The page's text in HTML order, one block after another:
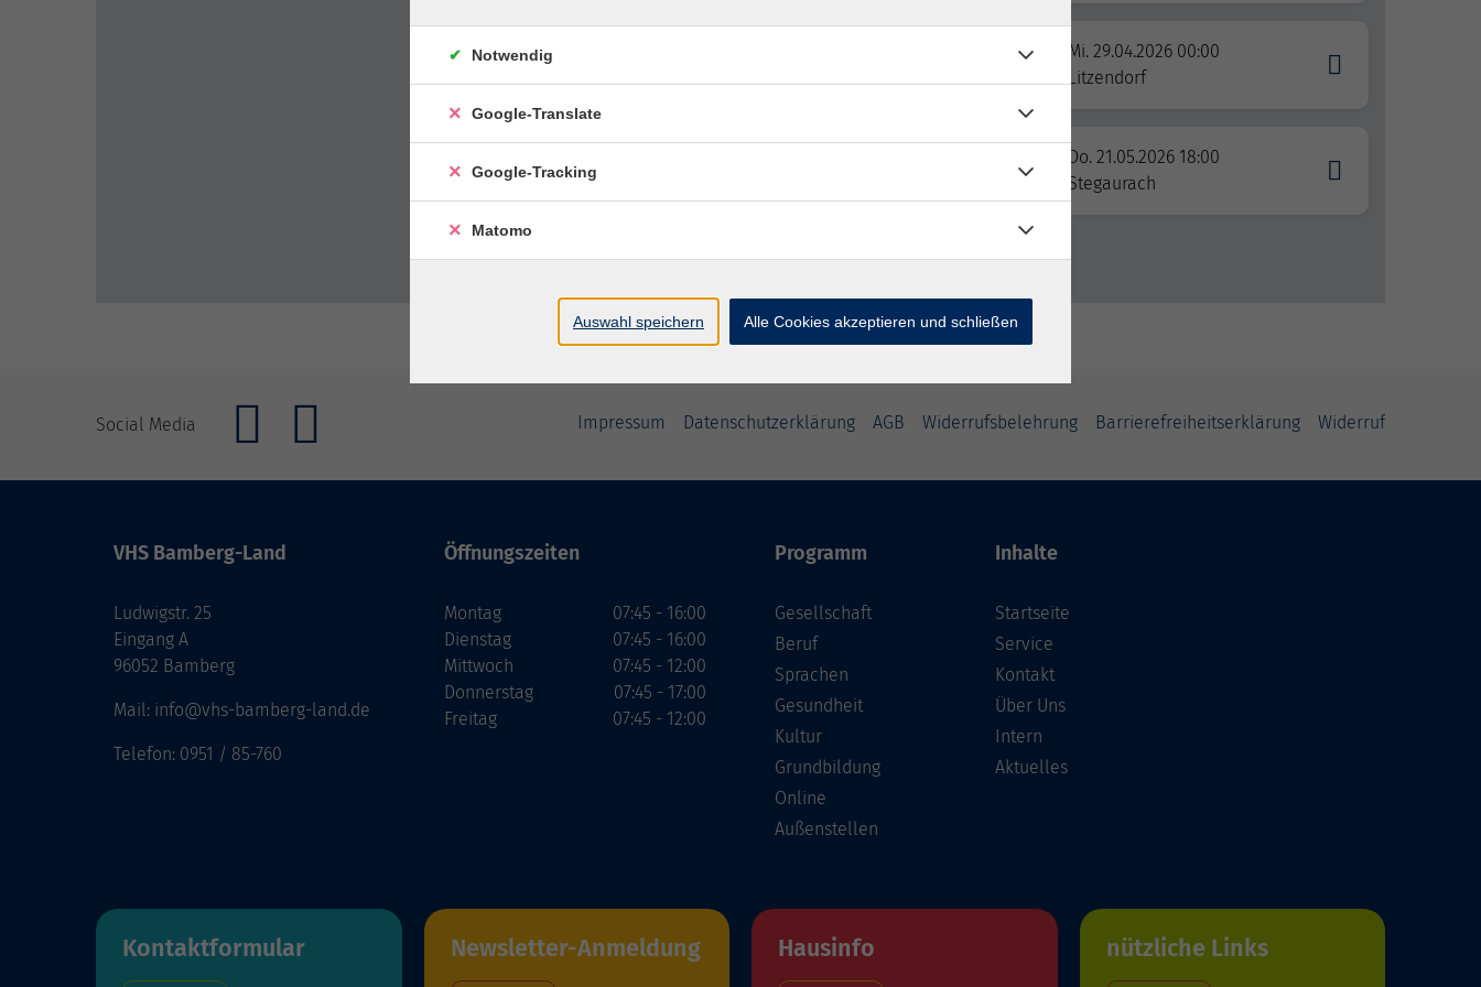
Mi. 29.04.2026 00:00
Litzendorf
Do. 21.05.2026 18:00
Stegaurach
Social Media Impressum Datenschutzerklärung AGB Widerrufsbelehrung Barrierefreiheitserklärung Widerruf
VHS Bamberg-Land
Ludwigstr. 25
Eingang A
96052 Bamberg
Mail: info@vhs-bamberg-land.de
Telefon: 0951 / 85-760
Öffnungszeiten
Montag
Dienstag
Mittwoch
Donnerstag
Freitag
07:45 - 16:00
07:45 - 16:00
07:45 - 12:00
07:45 - 17:00
07:45 - 12:00
Programm
Gesellschaft
Beruf
Sprachen
Gesundheit
Kultur
Grundbildung
Online
Außenstellen
Inhalte
Startseite
Service
Kontakt
Über Uns
Intern
Aktuelles
Kontaktformular Newsletter-Anmeldung Hausinfo nützliche Links
Notwendig
Google-Translate
Google-Tracking
Matomo
Auswahl speichern Alle Cookies akzeptieren und schließen